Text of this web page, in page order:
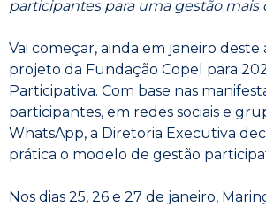
participantes para uma gestão mais
Vai começar, ainda em janeiro deste
projeto da Fundação Copel para
Participativa. Com base nas
participantes, em redes sociais e
WhatsApp, a Diretoria Executiva
prática o modelo de gestão
Nos dias 25, 26 e 27 de janeiro,